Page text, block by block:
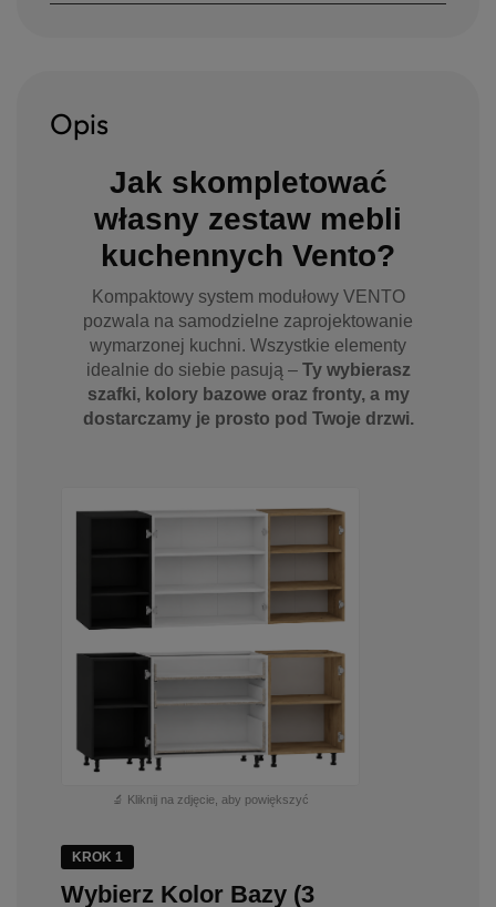
Opis
Jak skompletować
własny zestaw mebli
kuchennych Vento?
Kompaktowy system modułowy VENTO
pozwala na samodzielne zaprojektowanie
wymarzonej kuchni. Wszystkie elementy
idealnie do siebie pasują – Ty wybierasz
szafki, kolory bazowe oraz fronty, a my
dostarczamy je prosto pod Twoje drzwi.
🔬 Kliknij na zdjęcie, aby powiększyć
KROK 1
Wybierz Kolor Bazy (3